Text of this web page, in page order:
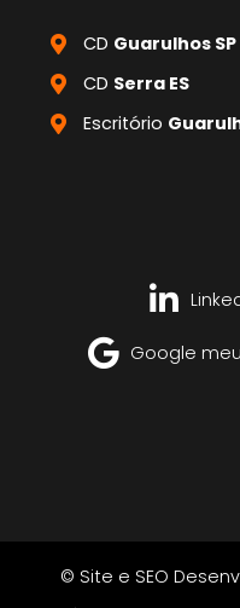
CD Guarulhos SP
CD Serra ES
Escritório
Google
© Site e SEO